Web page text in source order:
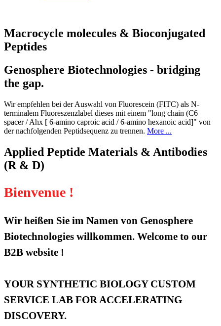
Macrocycle molecules & Bioconjugated
Peptides
Genosphere Biotechnologies - bridging
the gap.
Wir empfehlen bei der Auswahl von Fluorescein (FITC) als N-
terminalem Fluoreszenzlabel dieses mit einem "long chain (C6
spacer / Ahx [ 6-amino caproic acid / 6-amino hexanoic acid]" von
der nachfolgenden Peptidsequenz zu trennen. More ...
Applied Peptide Materials & Antibodies
(R & D)
Bienvenue !
Wir heißen Sie im Namen von Genosphere
Biotechnologies willkommen. Welcome to our
B2B website !
YOUR SYNTHETIC BIOLOGY CUSTOM
SERVICE LAB FOR ACCELERATING
DISCOVERY.